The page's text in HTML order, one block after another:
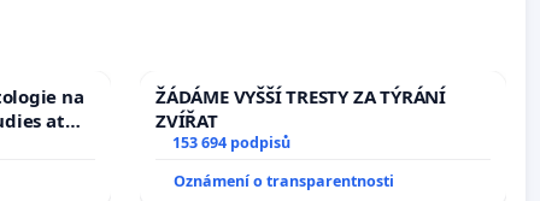
na
at
ŽÁDÁME VYŠŠÍ TRESTY ZA TÝRÁNÍ
ZVÍŘAT
153 694 podpisů
Oznámení o transparentnosti